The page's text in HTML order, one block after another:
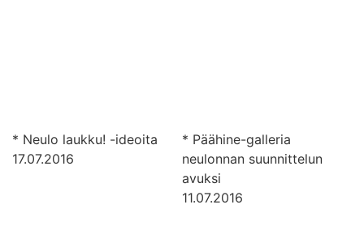
* Neulo laukku! -ideoita
17.07.2016
* Päähine-galleria
neulonnan suunnittelun
avuksi
11.07.2016